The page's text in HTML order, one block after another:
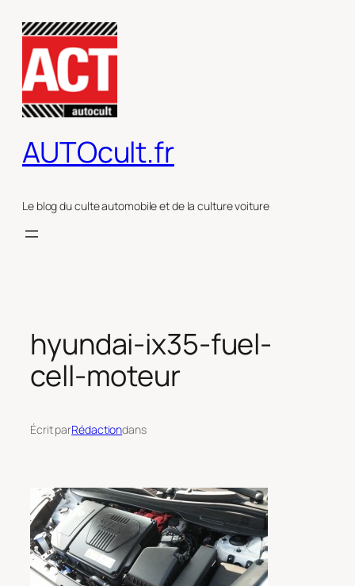
contenu
AUTOcult.fr
Le blog du culte automobile et de la culture voiture
hyundai-ix35-fuel-
cell-moteur
Écrit parRédactiondans